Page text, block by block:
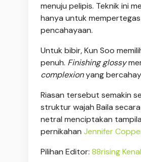
menuju pelipis. Teknik ini
hanya untuk
pencahayaan.
Untuk bibir, Kun Soo
penuh. Finishing glossy
complexionyang
Riasan tersebut semakin
struktur wajah Baila
netral menciptakan
pernikahan Jennifer
Pilihan Editor: 88rising